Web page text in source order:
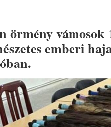
örmény vámosok
emberi